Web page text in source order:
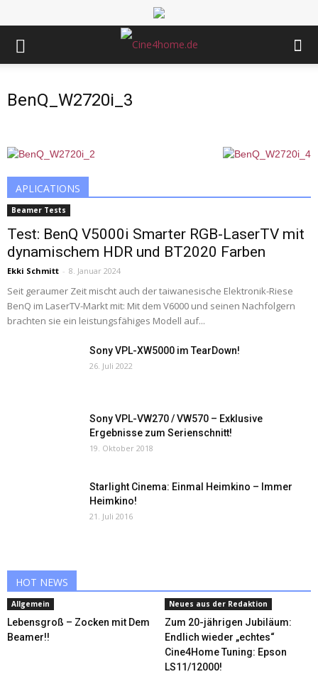
BenQ_W2720i_3
APLICATIONS
Beamer Tests
Test: BenQ V5000i Smarter RGB-LaserTV mit
dynamischem HDR und BT2020 Farben
Ekki Schmitt - 8. Januar 2024
Seit geraumer Zeit mischt auch der taiwanesische Elektronik-Riese
BenQ im LaserTV-Markt mit: Mit dem V6000 und seinen Nachfolgern
brachten sie ein leistungsfähiges Modell auf...
Sony VPL-XW5000 im TearDown!
26. Juli 2022
Sony VPL-VW270 / VW570 – Exklusive
Ergebnisse zum Serienschnitt!
19. Oktober 2018
Starlight Cinema: Einmal Heimkino – Immer
Heimkino!
21. Juli 2016
HOT NEWS
Allgemein
Lebensgroß – Zocken mit Dem
Beamer!!
Neues aus der Redaktion
Zum 20-jährigen Jubiläum:
Endlich wieder „echtes“
Cine4Home Tuning: Epson
LS11/12000!